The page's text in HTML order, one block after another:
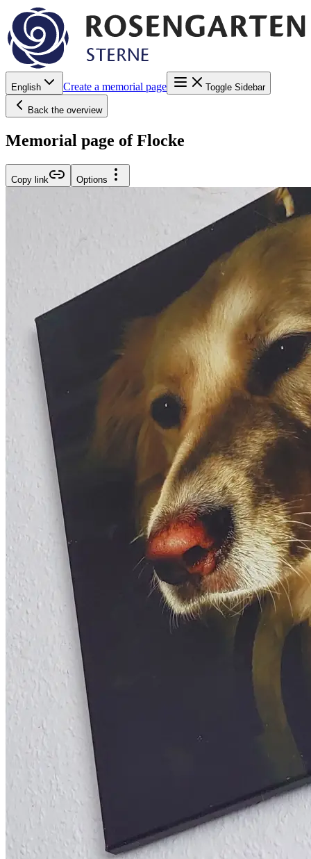
English Create a memorial page Toggle Sidebar
Back the overview
Memorial page of Flocke
Copy link Options